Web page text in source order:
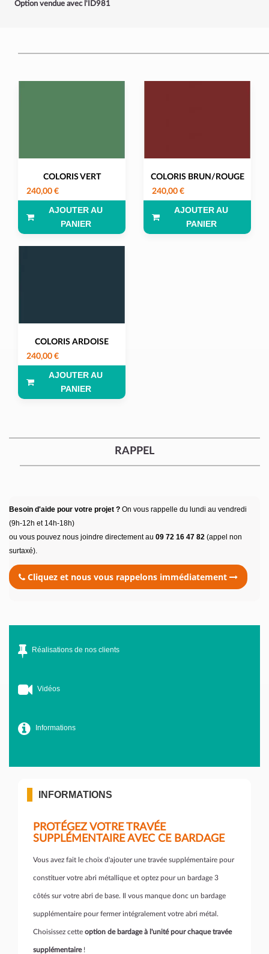
Option vendue avec l'ID981
COLORIS VERT
240,00 €
AJOUTER AU
PANIER
COLORIS BRUN/ROUGE
240,00 €
AJOUTER AU
PANIER
COLORIS ARDOISE
240,00 €
AJOUTER AU
PANIER
RAPPEL
Besoin d'aide pour votre projet ? On vous rappelle du lundi au vendredi
(9h-12h et 14h-18h)
ou vous pouvez nous joindre directement au 09 72 16 47 82 (appel non
surtaxé).
Cliquez et nous vous rappelons immédiatement
Réalisations de nos clients
Vidéos
Informations
INFORMATIONS
PROTÉGEZ VOTRE TRAVÉE
SUPPLÉMENTAIRE AVEC CE BARDAGE
Vous avez fait le choix d'ajouter une travée supplémentaire pour
constituer votre abri métallique et optez pour un bardage 3
côtés sur votre abri de base. Il vous manque donc un bardage
supplémentaire pour fermer intégralement votre abri métal.
Choisissez cette option de bardage à l'unité pour chaque travée
supplémentaire!